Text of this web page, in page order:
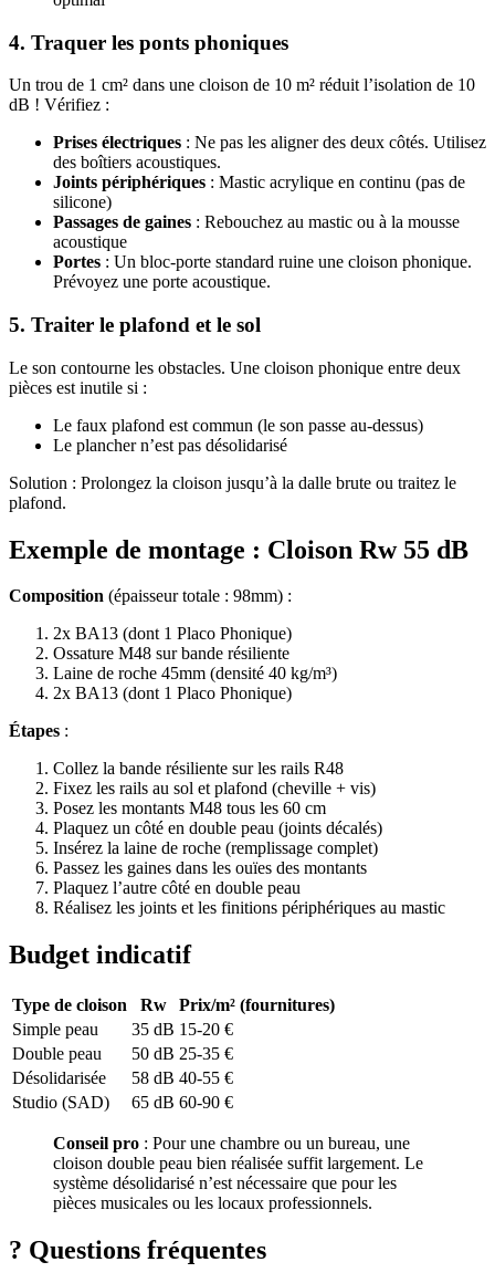
4. Traquer les ponts phoniques
Un trou de 1 cm² dans une cloison de 10 m² réduit l’isolation de 10
dB ! Vérifiez :
Prises électriques : Ne pas les aligner des deux côtés. Utilisez
des boîtiers acoustiques.
Joints périphériques : Mastic acrylique en continu (pas de
silicone)
Passages de gaines : Rebouchez au mastic ou à la mousse
acoustique
Portes : Un bloc-porte standard ruine une cloison phonique.
Prévoyez une porte acoustique.
5. Traiter le plafond et le sol
Le son contourne les obstacles. Une cloison phonique entre deux
pièces est inutile si :
Le faux plafond est commun (le son passe au-dessus)
Le plancher n’est pas désolidarisé
Solution : Prolongez la cloison jusqu’à la dalle brute ou traitez le
plafond.
Exemple de montage : Cloison Rw 55 dB
Composition (épaisseur totale : 98mm) :
2x BA13 (dont 1 Placo Phonique)
Ossature M48 sur bande résiliente
Laine de roche 45mm (densité 40 kg/m³)
2x BA13 (dont 1 Placo Phonique)
Étapes :
Collez la bande résiliente sur les rails R48
Fixez les rails au sol et plafond (cheville + vis)
Posez les montants M48 tous les 60 cm
Plaquez un côté en double peau (joints décalés)
Insérez la laine de roche (remplissage complet)
Passez les gaines dans les ouïes des montants
Plaquez l’autre côté en double peau
Réalisez les joints et les finitions périphériques au mastic
Budget indicatif
Type de cloison Rw
Prix/m² (fournitures)
Simple peau
35 dB 15-20 €
Double peau
50 dB 25-35 €
Désolidarisée
58 dB 40-55 €
Studio (SAD)
65 dB 60-90 €
Conseil pro : Pour une chambre ou un bureau, une
cloison double peau bien réalisée suffit largement. Le
système désolidarisé n’est nécessaire que pour les
pièces musicales ou les locaux professionnels.
? Questions fréquentes